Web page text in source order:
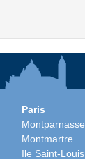
Paris
Montparnasse
Montmartre
Ile Saint-Louis